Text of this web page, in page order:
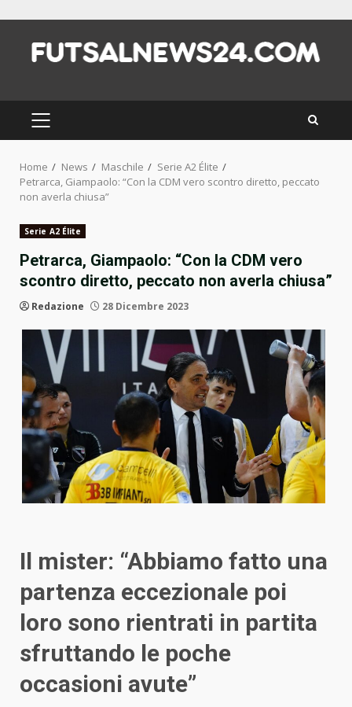
content
PRIMARY
MENU
Home News Maschile
Serie A2 Élite
Petrarca, Giampaolo: “Con la CDM vero scontro diretto, peccato
non averla chiusa”
Serie A2 Élite
Petrarca, Giampaolo: “Con la CDM vero
scontro diretto, peccato non averla chiusa”
Redazione 28 Dicembre 2023
Il mister: “Abbiamo fatto una
partenza eccezionale poi
loro sono rientrati in partita
sfruttando le poche
occasioni avute”